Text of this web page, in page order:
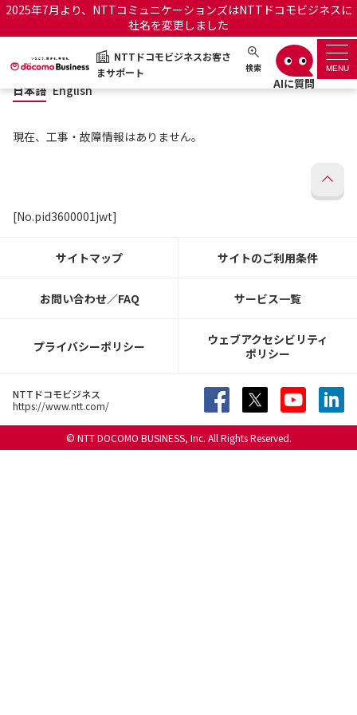
2025年7月より、NTTコミュニケーションズはNTTドコモビジネスに
社名を変更しました
NTTドコモビジネスお客さ
まサポート
検索 MENU
NTTドコモビジネスお客さまサポート 日本語 English
サポートトップ
サービス名から探す
日本語 English
現在、工事・故障情報はありません。
[No.pid3600001jwt]
サイトマップ サイトのご利用条件
お問い合わせ／FAQ サービス一覧
プライバシーポリシー
ウェブアクセシビリティ
ポリシー
NTTドコモビジネス
https://www.ntt.com/
© NTT DOCOMO BUSINESS, Inc. All Rights Reserved.